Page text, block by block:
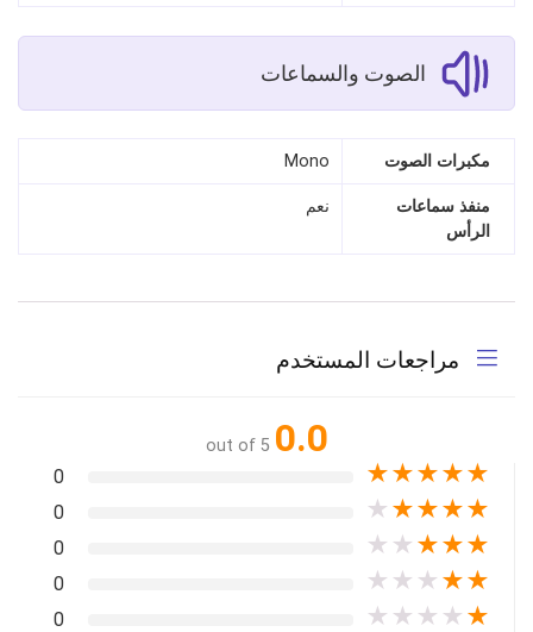
الصوت والسماعات
مكبرات الصوت Mono
منفذ سماعات
الرأس
نعم
مراجعات المستخدم
0.0
out of 5
★
★
★
★
★
0
★
★
★
★
★
0
★
★
★
★
★
0
★
★
★
★
★
0
★
★
★
★
★
0